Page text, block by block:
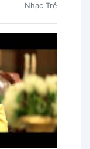
Nhạc Trẻ